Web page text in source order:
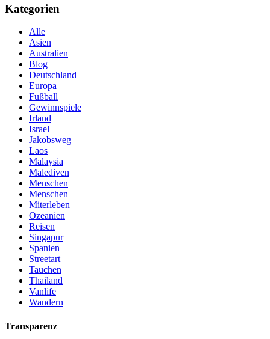
Kategorien
Alle
Asien
Australien
Blog
Deutschland
Europa
Fußball
Gewinnspiele
Irland
Israel
Jakobsweg
Laos
Malaysia
Malediven
Menschen
Menschen
Miterleben
Ozeanien
Reisen
Singapur
Spanien
Streetart
Tauchen
Thailand
Vanlife
Wandern
Transparenz